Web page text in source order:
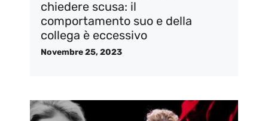
chiedere scusa: il
comportamento suo e della
collega è eccessivo
Novembre 25, 2023